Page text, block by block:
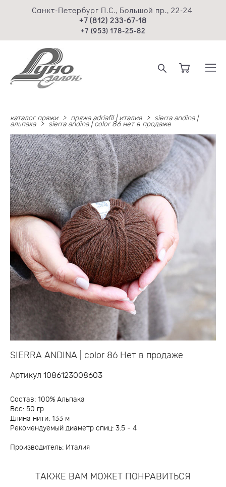
Санкт-Петербург П.С., Большой пр., 22-24
+7 (812) 233-67-18
+7 (953) 178-25-82
каталог пряжи > пряжа adriafil | италия >
sierra andina |
альпака
> sierra andina | color 86 нет в продаже
SIERRA ANDINA | color 86 Нет в продаже
Артикул 1086123008603
Состав: 100% Альпака
Вес: 50 гр
Длина нити: 133 м
Рекомендуемый диаметр спиц: 3.5 - 4
Производитель: Италия
ТАКЖЕ ВАМ МОЖЕТ ПОНРАВИТЬСЯ